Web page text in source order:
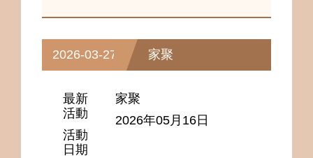
2026-03-27 家聚
最新
活動
活動
日期
家聚
2026年05月16日